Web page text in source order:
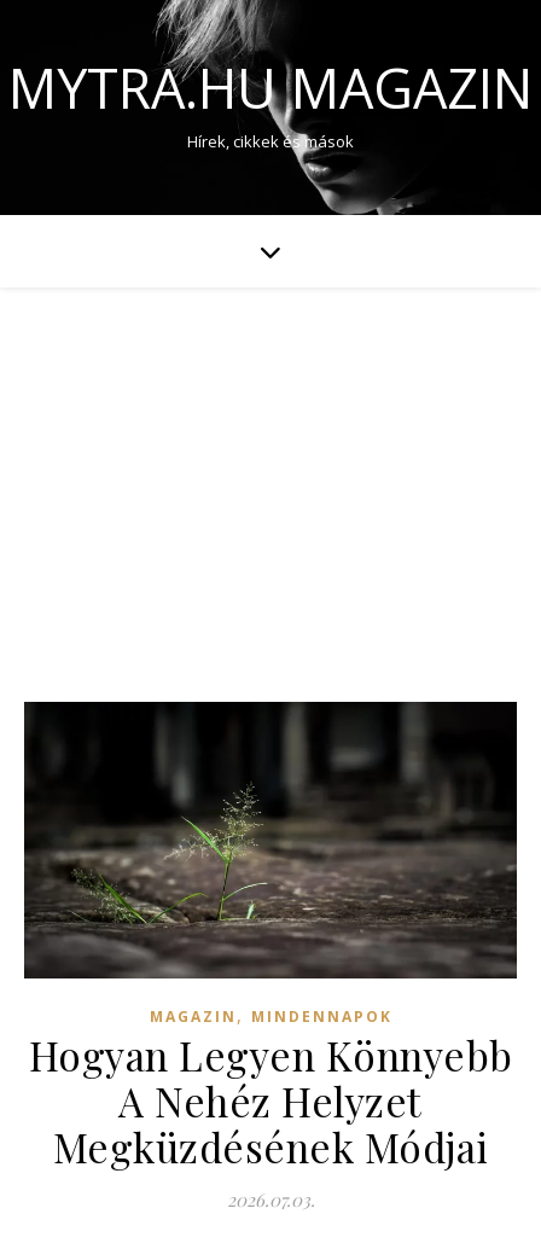
MYTRA.HU MAGAZIN
Hírek, cikkek és mások
MAGAZIN , MINDENNAPOK
Hogyan Legyen Könnyebb
A Nehéz Helyzet
Megküzdésének Módjai
2026.07.03.